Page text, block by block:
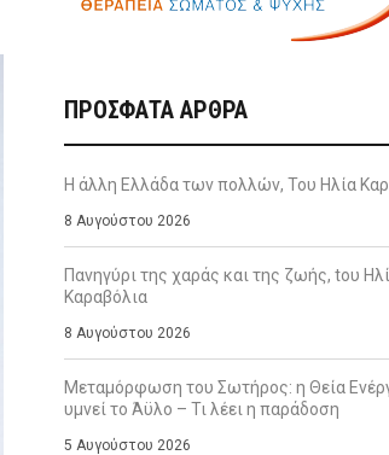
ΠΡΌΣΦΑΤΑ ΆΡΘΡΑ
Η άλλη Ελλάδα των πολλών, Του Ηλία
8 Αυγούστου 2026
Πανηγύρι της χαράς και της ζωής, tου
Καραβόλια
8 Αυγούστου 2026
Μεταμόρφωση του Σωτήρος: η Θεία
υμνεί το Άϋλο – Τι λέει η παράδοση
5 Αυγούστου 2026